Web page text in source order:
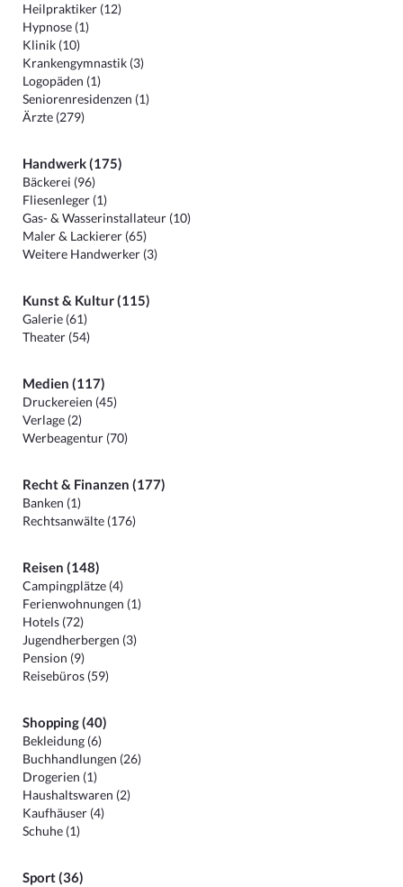
Heilpraktiker (12)
Hypnose (1)
Klinik (10)
Krankengymnastik (3)
Logopäden (1)
Seniorenresidenzen (1)
Ärzte (279)
Handwerk (175)
Bäckerei (96)
Fliesenleger (1)
Gas- & Wasserinstallateur (10)
Maler & Lackierer (65)
Weitere Handwerker (3)
Kunst & Kultur (115)
Galerie (61)
Theater (54)
Medien (117)
Druckereien (45)
Verlage (2)
Werbeagentur (70)
Recht & Finanzen (177)
Banken (1)
Rechtsanwälte (176)
Reisen (148)
Campingplätze (4)
Ferienwohnungen (1)
Hotels (72)
Jugendherbergen (3)
Pension (9)
Reisebüros (59)
Shopping (40)
Bekleidung (6)
Buchhandlungen (26)
Drogerien (1)
Haushaltswaren (2)
Kaufhäuser (4)
Schuhe (1)
Sport (36)